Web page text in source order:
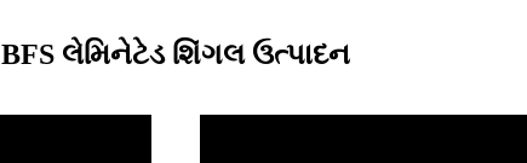
BFS લેમિનેટેડ શિંગલ ઉત્પાદન